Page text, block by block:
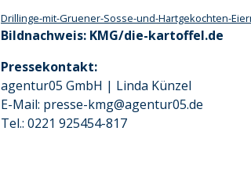
Drillinge-mit-Gruener-Sosse-und-Hartgekochten-
Bildnachweis: KMG/die-kartoffel.de
Pressekontakt:
agentur05 GmbH | Linda Künzel
E-Mail: presse-kmg@agentur05.de
Tel.: 0221 925454-817